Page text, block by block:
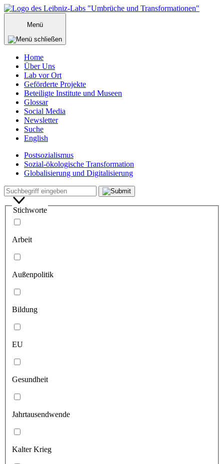
Zum
Inhalt
springenMenü
Home
Über Uns
Lab vor Ort
Geförderte Projekte
Beteiligte Institute und Museen
Glossar
Social Media
Newsletter
Suche
English
Postsozialismus
Sozial-ökologische Transformation
Globalisierung und Digitalisierung
Menü
schließen
Suche
Suchbegriff
Stichworte
Arbeit
Außenpolitik
Bildung
EU
Gesundheit
Jahrtausendwende
Kalter Krieg